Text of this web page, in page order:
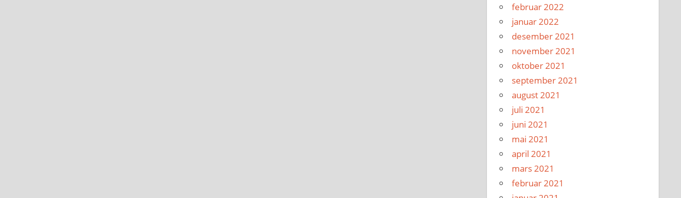
februar 2022
januar 2022
desember 2021
november 2021
oktober 2021
september 2021
august 2021
juli 2021
juni 2021
mai 2021
april 2021
mars 2021
februar 2021